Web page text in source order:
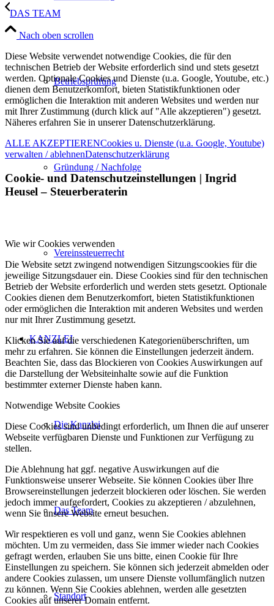
Betriebsprüfung
Gründung / Nachfolge
Vereinssteuerrecht
KANZLEI
Die Kanzlei
Das Team
Standort
DAS TEAM
Nach oben scrollen
Diese Website verwendet notwendige Cookies, die für den
technischen Betrieb der Website erforderlich sind und stets gesetzt
werden. Optionale Cookies und Dienste (u.a. Google, Youtube, etc.)
dienen dem Benutzerkomfort, bieten Statistikfunktionen oder
ermöglichen die Interaktion mit anderen Websites und werden nur
mit Ihrer Zustimmung (durch klick auf "Alle akzeptieren") gesetzt.
Näheres erfahren Sie in unserer Datenschutzerklärung.
ALLE AKZEPTIERENCookies u. Dienste (u.a. Google, Youtube)
verwalten / ablehnenDatenschutzerklärung
Cookie- und Datenschutzeinstellungen | Ingrid
Heusel – Steuerberaterin
Wie wir Cookies verwenden
Die Website setzt zwingend notwendigen Sitzungscookies für die
jeweilige Sitzungsdauer ein. Diese Cookies sind für den technischen
Betrieb der Website erforderlich und werden stets gesetzt. Optionale
Cookies dienen dem Benutzerkomfort, bieten Statistikfunktionen
oder ermöglichen die Interaktion mit anderen Websites und werden
nur mit Ihrer Zustimmung gesetzt.
Klicken Sie auf die verschiedenen Kategorienüberschriften, um
mehr zu erfahren. Sie können die Einstellungen jederzeit ändern.
Beachten Sie, dass das Blockieren von Cookies Auswirkungen auf
die Darstellung der Websiteinhalte sowie auf die Funktion
bestimmter externer Dienste haben kann.
Notwendige Website Cookies
Diese Cookies sind unbedingt erforderlich, um Ihnen die auf unserer
Webseite verfügbaren Dienste und Funktionen zur Verfügung zu
stellen.
Die Ablehnung hat ggf. negative Auswirkungen auf die
Funktionsweise unserer Webseite. Sie können Cookies über Ihre
Browsereinstellungen jederzeit blockieren oder löschen. Sie werden
jedoch immer aufgefordert, Cookies zu akzeptieren / abzulehnen,
wenn Sie unsere Website erneut besuchen.
Wir respektieren es voll und ganz, wenn Sie Cookies ablehnen
möchten. Um zu vermeiden, dass Sie immer wieder nach Cookies
gefragt werden, erlauben Sie uns bitte, einen Cookie für Ihre
Einstellungen zu speichern. Sie können sich jederzeit abmelden oder
andere Cookies zulassen, um unsere Dienste vollumfänglich nutzen
zu können. Wenn Sie Cookies ablehnen, werden alle gesetzten
Cookies auf unserer Domain entfernt.